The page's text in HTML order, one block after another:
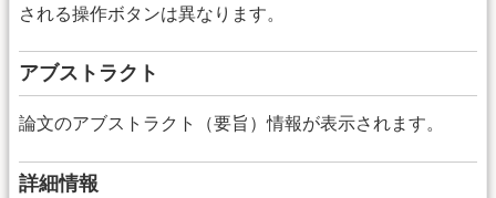
される操作ボタンは異なります。
アブストラクト
論文のアブストラクト（要旨）情報が表示されます。
詳細情報